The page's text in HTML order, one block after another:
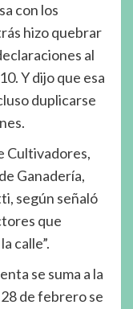
con los
hizo quebrar
al
Y dijo que esa
duplicarse
Cultivadores,
Ganadería,
según señaló
que
calle”.
se suma a la
de febrero se